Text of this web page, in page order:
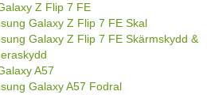
Z Flip 7 FE
Galaxy Z Flip 7 FE Skal
Galaxy Z Flip 7 FE Skärmskydd &
A57
Galaxy A57 Fodral